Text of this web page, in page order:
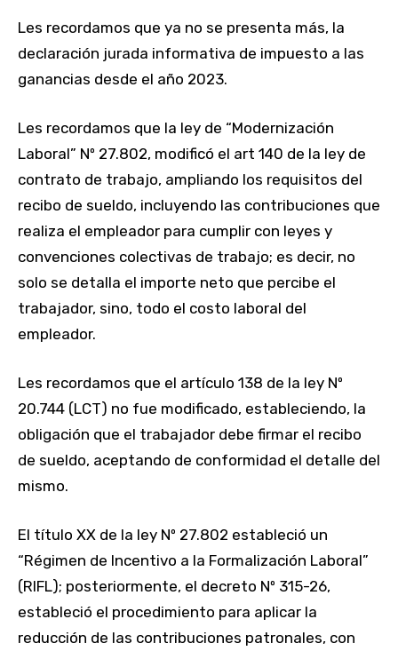
Les recordamos que ya no se presenta más, la
declaración jurada informativa de impuesto a las
ganancias desde el año 2023.
Les recordamos que la ley de “Modernización
Laboral” Nº 27.802, modificó el art 140 de la ley de
contrato de trabajo, ampliando los requisitos del
recibo de sueldo, incluyendo las contribuciones que
realiza el empleador para cumplir con leyes y
convenciones colectivas de trabajo; es decir, no
solo se detalla el importe neto que percibe el
trabajador, sino, todo el costo laboral del
empleador.
Les recordamos que el artículo 138 de la ley Nº
20.744 (LCT) no fue modificado, estableciendo, la
obligación que el trabajador debe firmar el recibo
de sueldo, aceptando de conformidad el detalle del
mismo.
El título XX de la ley Nº 27.802 estableció un
“Régimen de Incentivo a la Formalización Laboral”
(RIFL); posteriormente, el decreto Nº 315-26,
estableció el procedimiento para aplicar la
reducción de las contribuciones patronales, con